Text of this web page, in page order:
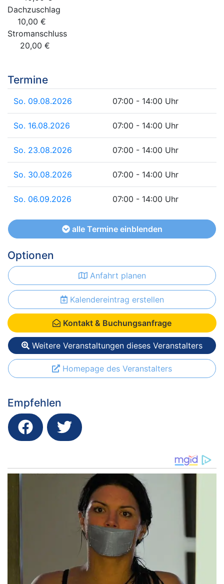
Dachzuschlag
10,00 €
Stromanschluss
20,00 €
Termine
So. 09.08.2026 07:00 - 14:00 Uhr
So. 16.08.2026 07:00 - 14:00 Uhr
So. 23.08.2026 07:00 - 14:00 Uhr
So. 30.08.2026 07:00 - 14:00 Uhr
So. 06.09.2026 07:00 - 14:00 Uhr
alle Termine einblenden
Optionen
Anfahrt planen
Kalendereintrag erstellen
Kontakt & Buchungsanfrage
Weitere Veranstaltungen dieses Veranstalters
Homepage des Veranstalters
Empfehlen